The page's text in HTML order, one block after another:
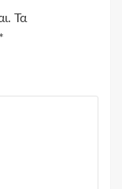
Τα
*